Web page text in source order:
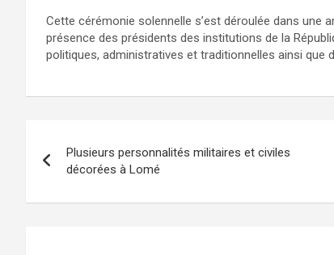
Cette cérémonie solennelle s’est déroulée dans une
présence des présidents des institutions de la
politiques, administratives et traditionnelles ainsi que
de
l’article
Plusieurs personnalités militaires et civiles
décorées à Lomé